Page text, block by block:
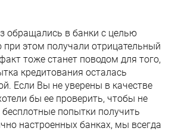
обращались в банки с целью
при этом получали отрицательный
тоже станет поводом для того,
кредитования осталась
Если Вы не уверены в качестве
бы ее проверить, чтобы не
попытки получить
настроенных банках, мы всегда